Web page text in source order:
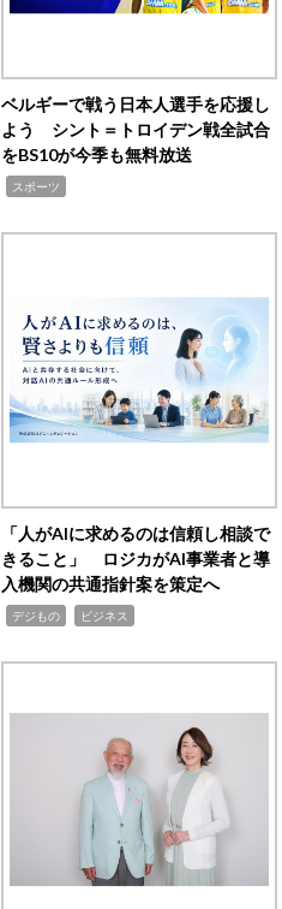
ベルギーで戦う日本人選手を応援し
よう シント＝トロイデン戦全試合
をBS10が今季も無料放送
スポーツ
「人がAIに求めるのは信頼し相談で
きること」 ロジカがAI事業者と導
入機関の共通指針案を策定へ
デジもの ビジネス